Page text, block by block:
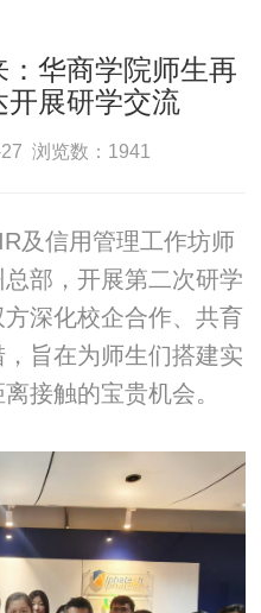
华商学院师生再
开展研学交流
浏览数：1941
及信用管理工作坊师
部，开展第二次研学
深化校企合作、共育
旨在为师生们搭建实
接触的宝贵机会。